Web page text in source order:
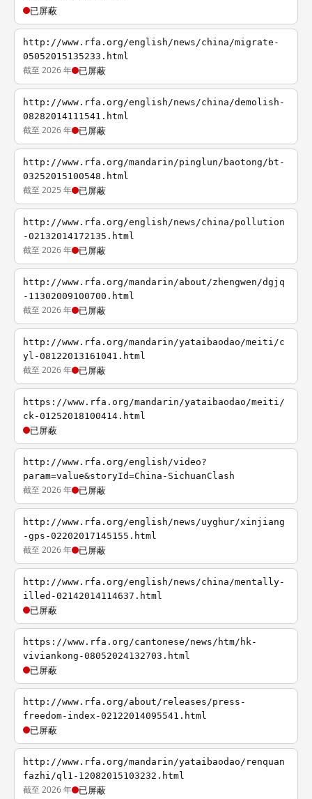
已屏蔽
http://www.rfa.org/english/news/china/migrate-
05052015135233.html
截至 2026 年 已屏蔽
http://www.rfa.org/english/news/china/demolish-
08282014111541.html
截至 2026 年 已屏蔽
http://www.rfa.org/mandarin/pinglun/baotong/bt-
03252015100548.html
截至 2025 年 已屏蔽
http://www.rfa.org/english/news/china/pollution
-02132014172135.html
截至 2026 年 已屏蔽
http://www.rfa.org/mandarin/about/zhengwen/dgjq
-11302009100700.html
截至 2026 年 已屏蔽
http://www.rfa.org/mandarin/yataibaodao/meiti/c
yl-08122013161041.html
截至 2026 年 已屏蔽
https://www.rfa.org/mandarin/yataibaodao/meiti/
ck-01252018100414.html
已屏蔽
http://www.rfa.org/english/video?
param=value&storyId=China-SichuanClash
截至 2026 年 已屏蔽
http://www.rfa.org/english/news/uyghur/xinjiang
-gps-02202017145155.html
截至 2026 年 已屏蔽
http://www.rfa.org/english/news/china/mentally-
illed-02142014114637.html
已屏蔽
https://www.rfa.org/cantonese/news/htm/hk-
viviankong-08052024132703.html
已屏蔽
http://www.rfa.org/about/releases/press-
freedom-index-02122014095541.html
已屏蔽
http://www.rfa.org/mandarin/yataibaodao/renquan
fazhi/ql1-12082015103232.html
截至 2026 年 已屏蔽